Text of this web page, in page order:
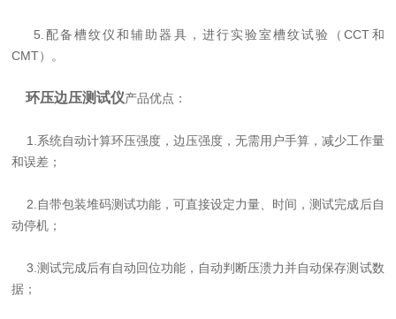
5.配备槽纹仪和辅助器具，进行实验室槽纹试验（CCT和
CMT）。
环压边压测试仪产品优点：
1.系统自动计算环压强度，边压强度，无需用户手算，减少工作量
和误差；
2.自带包装堆码测试功能，可直接设定力量、时间，测试完成后自
动停机；
3.测试完成后有自动回位功能，自动判断压溃力并自动保存测试数
据；